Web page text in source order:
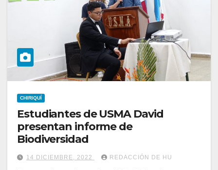
CHIRIQUÍ
Estudiantes de USMA David
presentan informe de
Biodiversidad
14 DICIEMBRE, 2022 REDACCIÓN DE HU